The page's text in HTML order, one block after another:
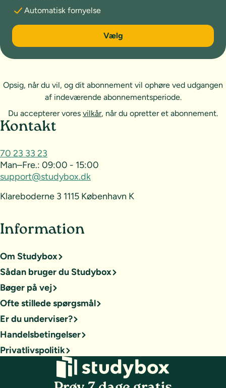
Automatisk fornyelse
6 måneder
Vælg
Opsig, når du vil, og dit abonnement vil ophøre ved udgangen
af indeværende abonnementsperiode.
Du accepterer vores vilkår, når du opretter et abonnement.
Sideoversigt og kontakt
Kontakt
70 23 33 23
Man–Fre.: 09:00 - 15:00
support@studybox.dk
Klareboderne 3 1115 København K
Information
Om Studybox
Sådan bruger du Studybox
Bøger på vej
Ofte stillede spørgsmål
Er du underviser?
Handelsbetingelser
Privatlivspolitik